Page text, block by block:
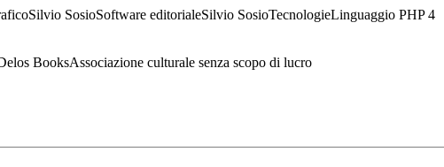
SosioSoftware editorialeSilvio SosioTecnologieLinguaggio PHP 4
BooksAssociazione culturale senza scopo di lucro